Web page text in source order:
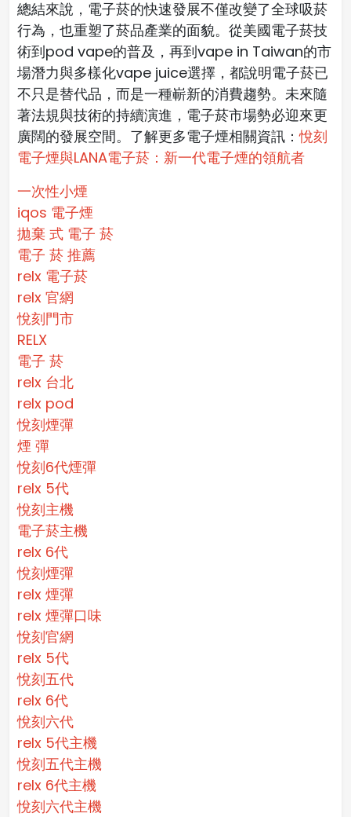
總結來說，電子菸的快速發展不僅改變了全球吸菸
行為，也重塑了菸品產業的面貌。從美國電子菸技
術到pod vape的普及，再到vape in Taiwan的市
場潛力與多樣化vape juice選擇，都說明電子菸已
不只是替代品，而是一種嶄新的消費趨勢。未來隨
著法規與技術的持續演進，電子菸市場勢必迎來更
廣闊的發展空間。 了解更多電子煙相關資訊：悅刻
電子煙與LANA電子菸：新一代電子煙的領航者
一次性小煙
iqos 電子煙​
拋棄 式 電子 菸​
電子 菸 推薦
relx 電子菸
relx 官網
悅刻門市
RELX
電子 菸
relx 台北
relx pod
悅刻煙彈
煙 彈
悅刻6代煙彈
relx 5代
悅刻主機
電子菸主機
relx 6代
悅刻煙彈
relx 煙彈
relx 煙彈口味
悅刻官網
relx 5代
悅刻五代
relx 6代
悅刻六代
relx 5代主機
悅刻五代主機
relx 6代主機
悅刻六代主機